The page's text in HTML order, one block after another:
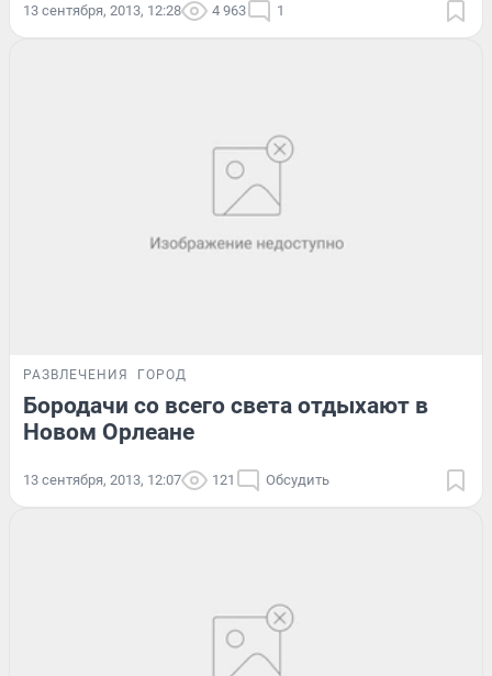
13 сентября, 2013, 12:28 4 963 1
РАЗВЛЕЧЕНИЯ ГОРОД
Бородачи со всего света отдыхают в
Новом Орлеане
13 сентября, 2013, 12:07 121 Обсудить